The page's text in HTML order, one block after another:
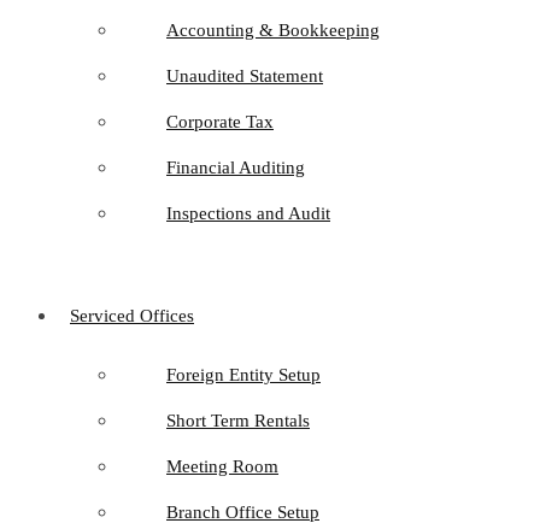
Accounting & Bookkeeping
Unaudited Statement
Corporate Tax
Financial Auditing
Inspections and Audit
Serviced Offices
Foreign Entity Setup
Short Term Rentals
Meeting Room
Branch Office Setup